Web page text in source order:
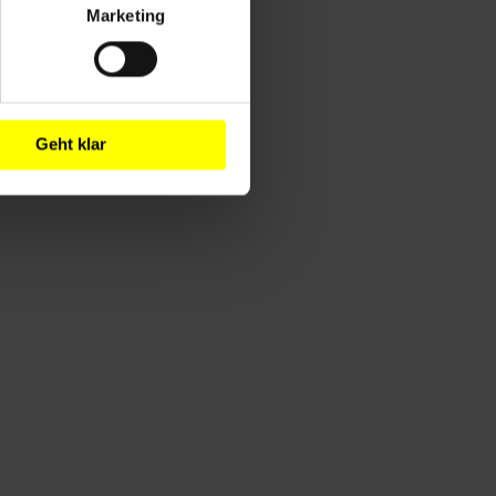
Marketing
Geht klar